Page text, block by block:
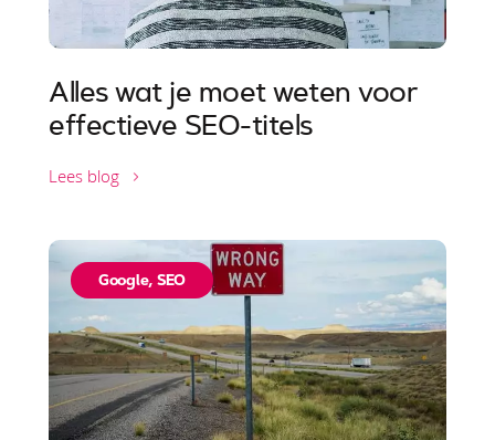
Alles wat je moet weten voor
effectieve SEO-titels
Lees blog
Google, SEO